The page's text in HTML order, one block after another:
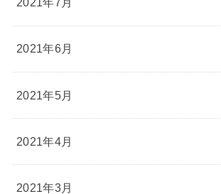
2021年6月
2021年5月
2021年4月
2021年3月